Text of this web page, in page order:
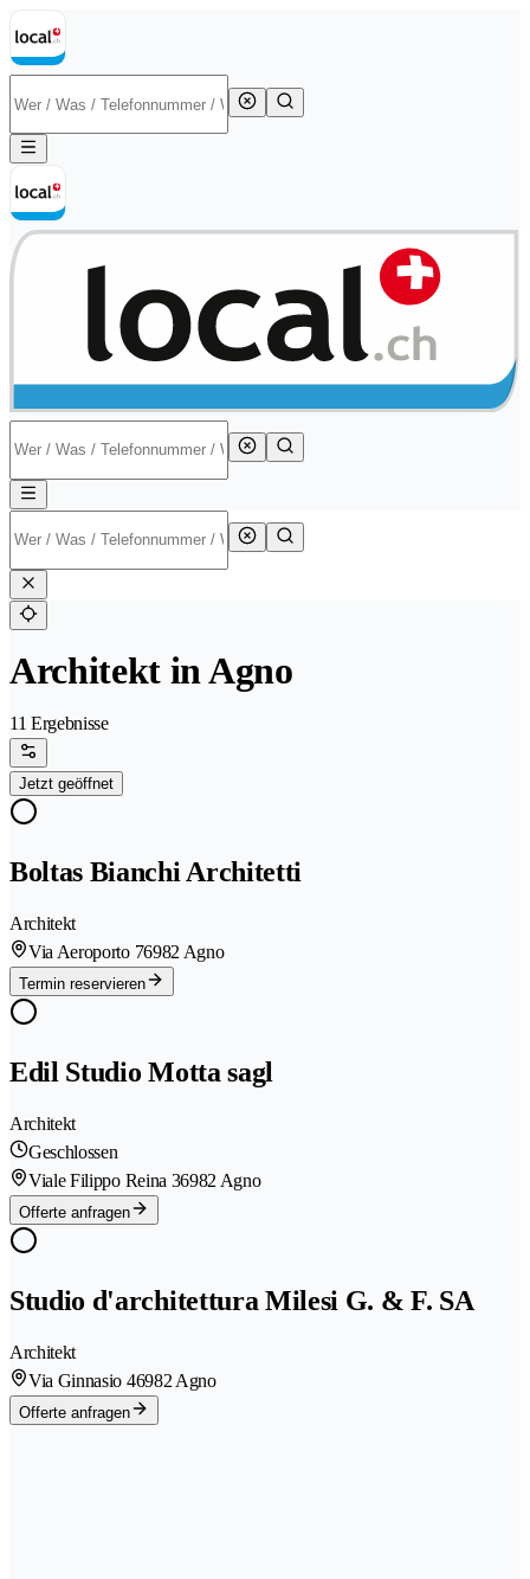
Architekt in Agno
11 Ergebnisse
Jetzt geöffnet
Boltas Bianchi Architetti
Architekt
Via Aeroporto 76982 Agno
Termin reservieren
Edil Studio Motta sagl
Architekt
Geschlossen
Viale Filippo Reina 36982 Agno
Offerte anfragen
Studio d'architettura Milesi G. & F. SA
Architekt
Via Ginnasio 46982 Agno
Offerte anfragen